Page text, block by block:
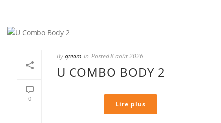
0
Byqteam In Posted8 août 2026
U COMBO BODY 2
Lire plus